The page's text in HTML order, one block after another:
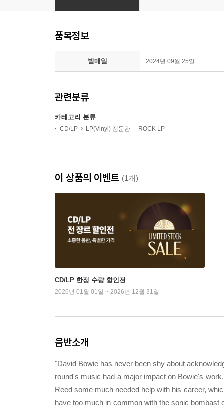
품목정보
발매일 2024년 09월 25일
관련분류
카테고리 분류
CD/LP LP(Vinyl) 전문관 ROCK LP
이 상품의 이벤트 (1개)
CD/LP 한정 수량 할인전
2026년 01월 01일 ~ 2026년 12월 31일
음반소개
"David Bowie has never been shy about
round's music had a major impact on Bowie's
Reed some much needed help with his career,
have too much in common with the sonic